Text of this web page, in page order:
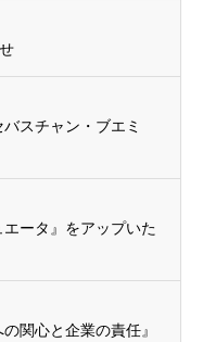
スチャン・ブエミ
ータ』をアップいた
関心と企業の責任』